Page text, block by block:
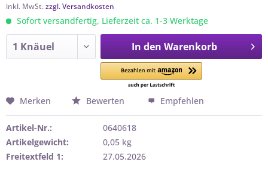
inkl. MwSt.zzgl. Versandkosten
Sofort versandfertig, Lieferzeit ca. 1-3 Werktage
In den Warenkorb
Merken Bewerten Empfehlen
Artikel-Nr.:
0640618
Artikelgewicht:
0,05 kg
Freitextfeld 1:
27.05.2026